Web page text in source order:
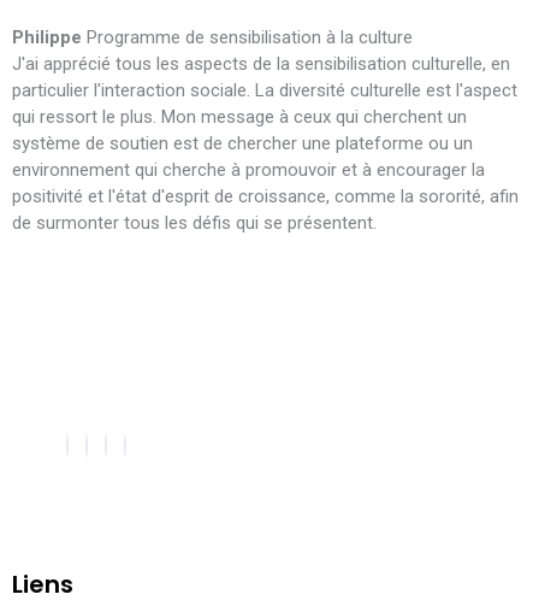
Philippe Programme de sensibilisation à la culture
J'ai apprécié tous les aspects de la sensibilisation culturelle, en
particulier l'interaction sociale. La diversité culturelle est l'aspect
qui ressort le plus. Mon message à ceux qui cherchent un
système de soutien est de chercher une plateforme ou un
environnement qui cherche à promouvoir et à encourager la
positivité et l'état d'esprit de croissance, comme la sororité, afin
de surmonter tous les défis qui se présentent.
Liens